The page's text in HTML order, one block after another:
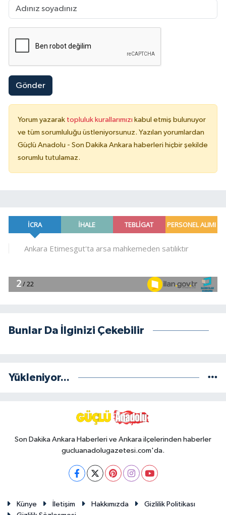
Gönder
Yorum yazarak topluluk kurallarımızı kabul etmiş bulunuyor
ve tüm sorumluluğu üstleniyorsunuz. Yazılan yorumlardan
Güçlü Anadolu - Son Dakika Ankara haberleri hiçbir şekilde
sorumlu tutulamaz.
Bunlar Da İlginizi Çekebilir
Yükleniyor...
Son Dakika Ankara Haberleri ve Ankara ilçelerinden haberler
gucluanadolugazetesi.com'da.
Künye İletişim Hakkımızda
Gizlilik Politikası